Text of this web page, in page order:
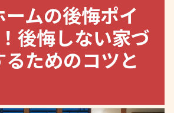
ームの後悔ポイ
後悔しない家づ
るためのコツと